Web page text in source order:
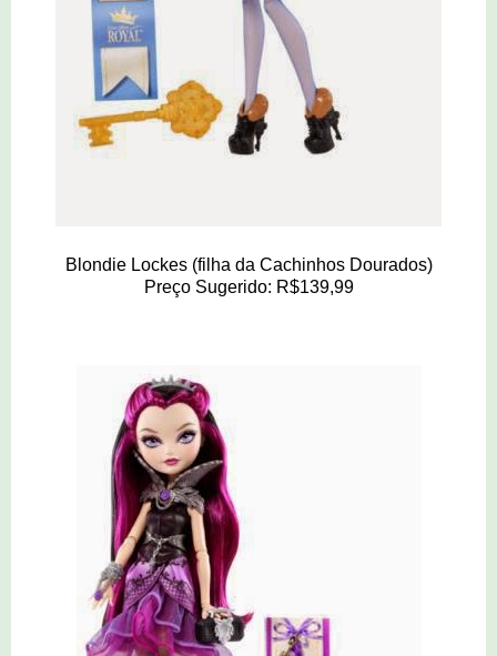
Blondie Lockes (filha da Cachinhos Dourados)
Preço Sugerido: R$139,99